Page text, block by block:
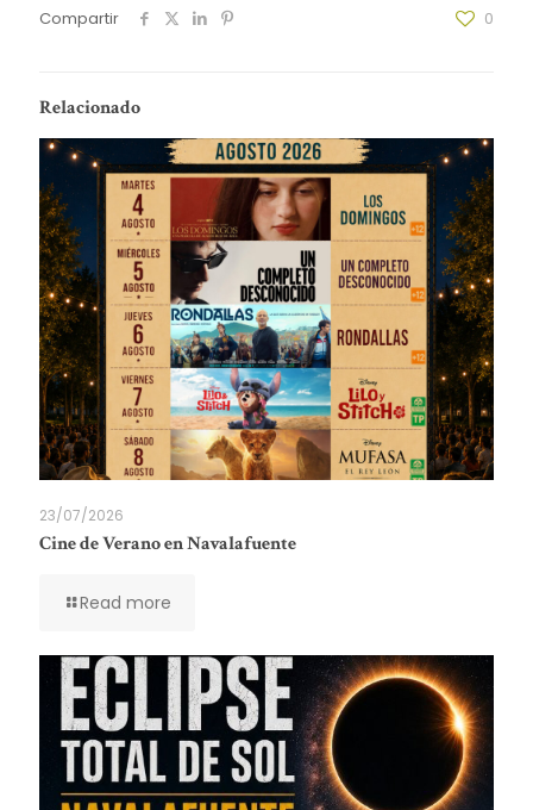
Compartir 0
Relacionado
23/07/2026
Cine de Verano en Navalafuente
Read more